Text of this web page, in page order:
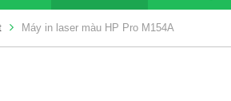
Máy in laser màu HP Pro M154A